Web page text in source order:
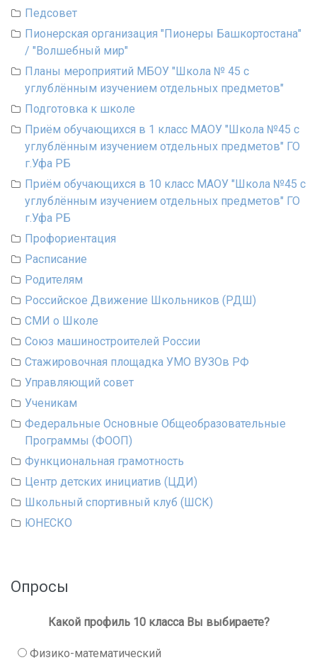
Педсовет
Пионерская организация "Пионеры Башкортостана"
/ "Волшебный мир"
Планы мероприятий МБОУ "Школа № 45 с
углублённым изучением отдельных предметов"
Подготовка к школе
Приём обучающихся в 1 класс МАОУ "Школа №45 с
углублённым изучением отдельных предметов" ГО
г.Уфа РБ
Приём обучающихся в 10 класс МАОУ "Школа №45 с
углублённым изучением отдельных предметов" ГО
г.Уфа РБ
Профориентация
Расписание
Родителям
Российское Движение Школьников (РДШ)
СМИ о Школе
Союз машиностроителей России
Стажировочная площадка УМО ВУЗОв РФ
Управляющий совет
Ученикам
Федеральные Основные Общеобразовательные
Программы (ФООП)
Функциональная грамотность
Центр детских инициатив (ЦДИ)
Школьный спортивный клуб (ШСК)
ЮНЕСКО
Опросы
Какой профиль 10 класса Вы выбираете?
Физико-математический